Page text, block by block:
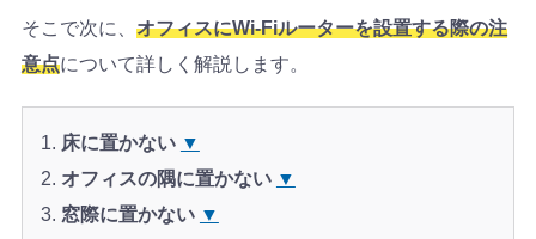
そこで次に、 オフィスにWi-Fiルーターを設置する際の注
意点について詳しく解説します。
床に置かない ▼
オフィスの隅に置かない ▼
窓際に置かない ▼